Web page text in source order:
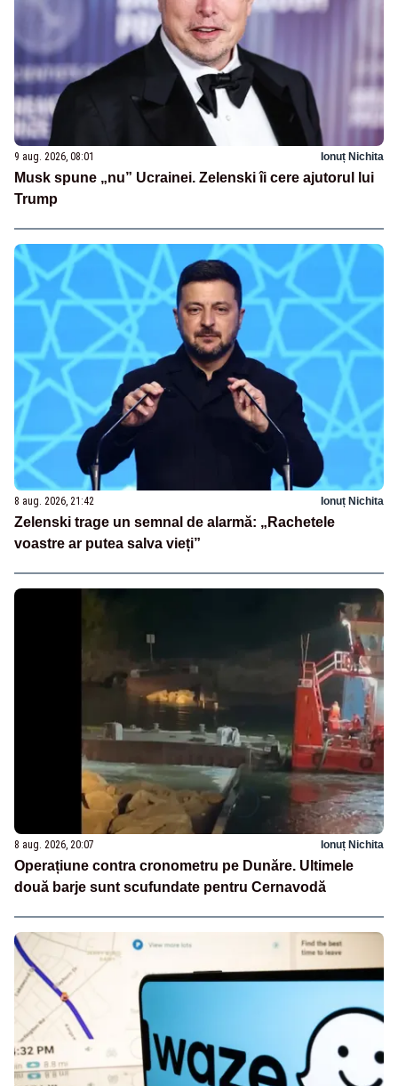
9 aug. 2026, 08:01 Ionuț Nichita
Musk spune „nu” Ucrainei. Zelenski îi cere ajutorul lui
Trump
8 aug. 2026, 21:42 Ionuț Nichita
Zelenski trage un semnal de alarmă: „Rachetele
voastre ar putea salva vieți”
8 aug. 2026, 20:07 Ionuț Nichita
Operațiune contra cronometru pe Dunăre. Ultimele
două barje sunt scufundate pentru Cernavodă